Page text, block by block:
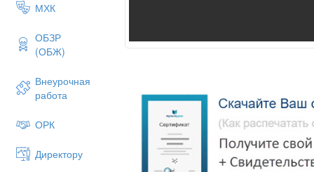
МХК
ОБЗР
(ОБЖ)
Внеурочная
работа
ОРК
Директору